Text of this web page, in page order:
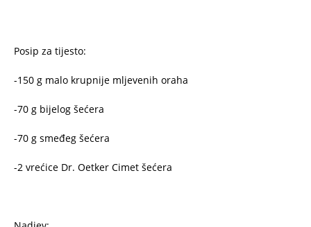
Posip za tijesto:
-150 g malo krupnije mljevenih oraha
-70 g bijelog šećera
-70 g smeđeg šećera
-2 vrećice Dr. Oetker Cimet šećera